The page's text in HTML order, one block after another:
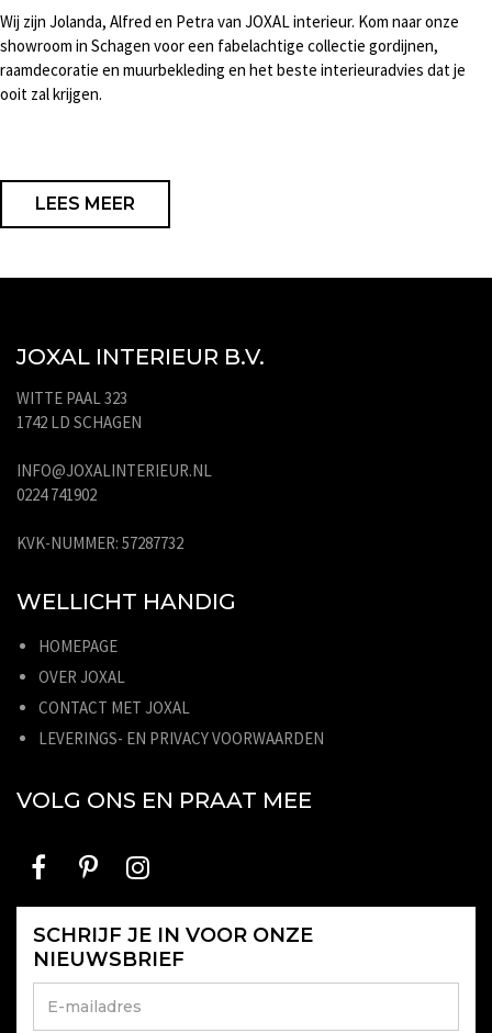
Wij zijn Jolanda, Alfred en Petra van JOXAL interieur. Kom naar onze
showroom in Schagen voor een fabelachtige collectie gordijnen,
raamdecoratie en muurbekleding en het beste interieuradvies dat je
ooit zal krijgen.
LEES MEER
JOXAL INTERIEUR B.V.
WITTE PAAL 323
1742 LD SCHAGEN
INFO@JOXALINTERIEUR.NL
0224 741902
KVK-NUMMER: 57287732
WELLICHT HANDIG
HOMEPAGE
OVER JOXAL
CONTACT MET JOXAL
LEVERINGS- EN PRIVACY VOORWAARDEN
VOLG ONS EN PRAAT MEE
SCHRIJF JE IN VOOR ONZE
NIEUWSBRIEF